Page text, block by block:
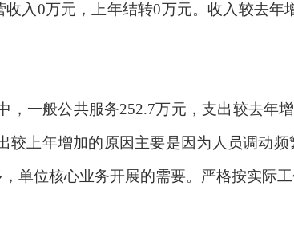
入0万元，上年结转0万元。收入较去年
，一般公共服务252.7万元，支出较去年
较上年增加的原因主要是因为人员调动
单位核心业务开展的需要。严格按实际